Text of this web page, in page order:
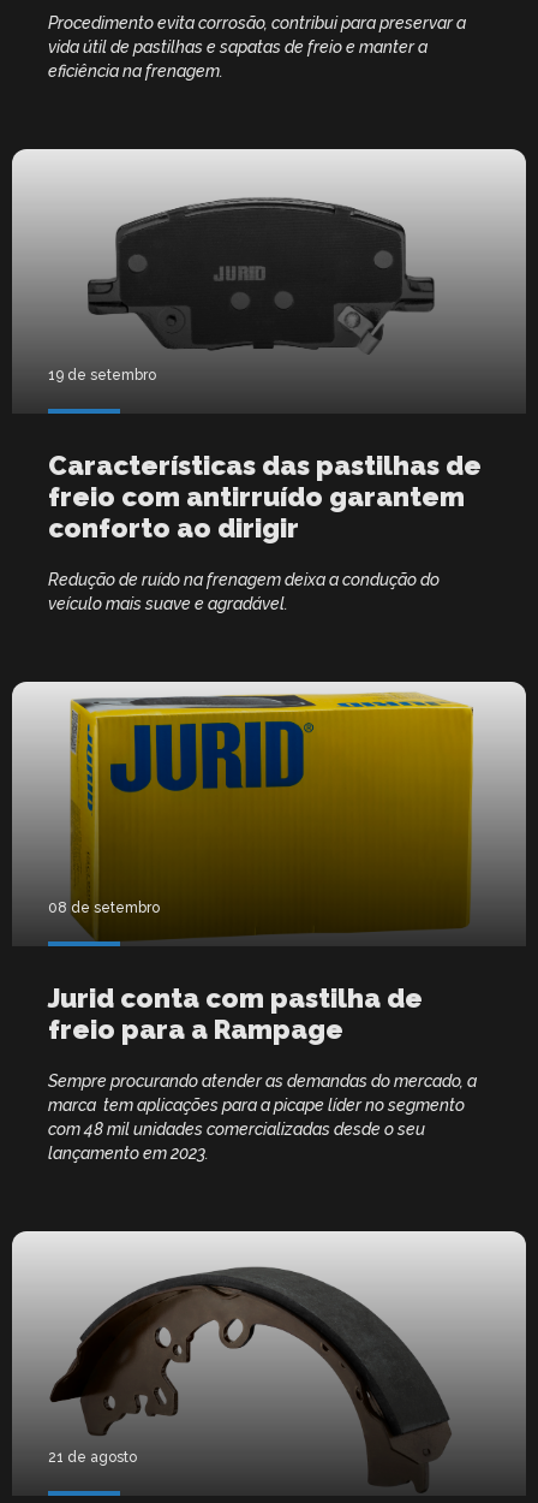
Procedimento evita corrosão, contribui para preservar a
vida útil de pastilhas e sapatas de freio e manter a
eficiência na frenagem.
19 de setembro
Características das pastilhas de
freio com antirruído garantem
conforto ao dirigir
Redução de ruído na frenagem deixa a condução do
veículo mais suave e agradável.
08 de setembro
Jurid conta com pastilha de
freio para a Rampage
Sempre procurando atender as demandas do mercado, a
marca tem aplicações para a picape líder no segmento
com 48 mil unidades comercializadas desde o seu
lançamento em 2023.
21 de agosto